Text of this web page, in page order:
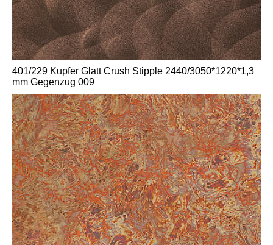
401/229 Kupfer Glatt Crush Stipple 2440/3050*1220*1,3
mm Gegenzug 009